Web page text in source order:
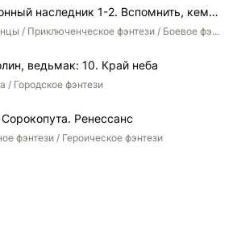
Незаконный наследник 1-2. Вспомнить, кем был. Стать собой. Остаться собой
Попаданцы / Приключенческое фэнтези / Боевое фэнтези / Юмористическое фэнтези
ведьмак: 10. Край неба
/ Городское фэнтези
Ренессанс
фэнтези / Героическое фэнтези